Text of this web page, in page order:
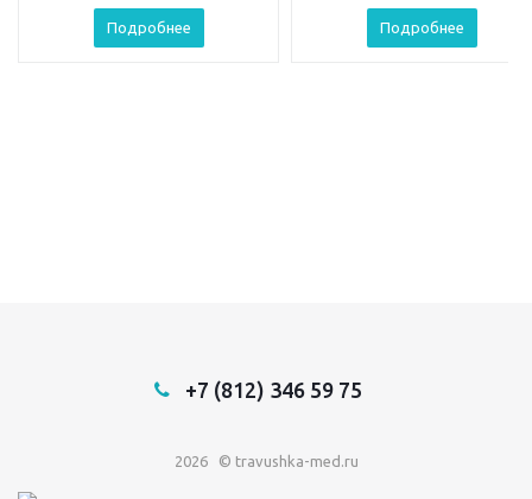
Подробнее Подробнее
+7 (812) 346 59 75
2026 © travushka-med.ru